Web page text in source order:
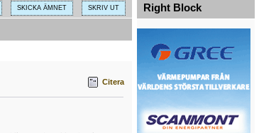
SKICKA ÄMNET SKRIV UT
Citera
Right Block